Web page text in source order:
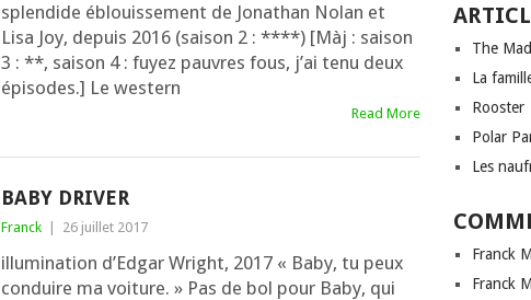
splen­dide éblouis­se­ment de Jonathan Nolan et
Lisa Joy, depuis 2016 (sai­son 2 : ****) [Màj : sai­son
3 : **, sai­son 4 : fuyez pauvres fous, j’ai tenu deux
épisodes.] Le wes­tern
Read More
BABY DRIVER
Franck 26 juillet 2017
illu­mi­na­tion d’Edgar Wright, 2017 « Baby, tu peux
conduire ma voi­ture. » Pas de bol pour Baby, qui
The
La
Rooster
Polar
Les
Franck
Franck